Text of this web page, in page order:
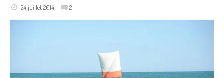
24 juillet 2014 2